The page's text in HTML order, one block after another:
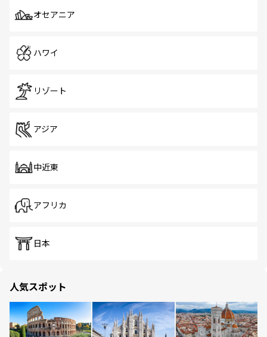
オセアニア
ハワイ
リゾート
アジア
中近東
アフリカ
日本
人気スポット